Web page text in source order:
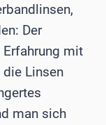
Der
mit
Linsen
man sich